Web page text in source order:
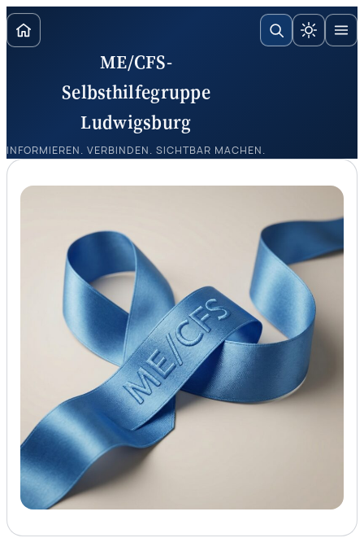
Zum
Inhalt
ME/CFS-
Selbsthilfegruppe
Ludwigsburg
INFORMIEREN. VERBINDEN. SICHTBAR MACHEN.